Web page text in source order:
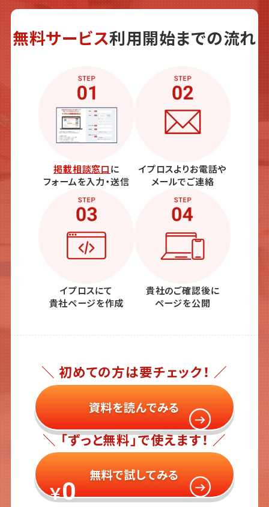
無料サービス利用開始までの流れ
掲載相談窓口に
フォームを入力・送信
イプロスよりお電話や
メールでご連絡
イプロスにて
貴社ページを作成
貴社のご確認後に
ページを公開
＼ 初めての方は要チェック！ ／
資料を読んでみる
＼ 「ずっと無料」で使えます！ ／
￥0
無料で試してみる